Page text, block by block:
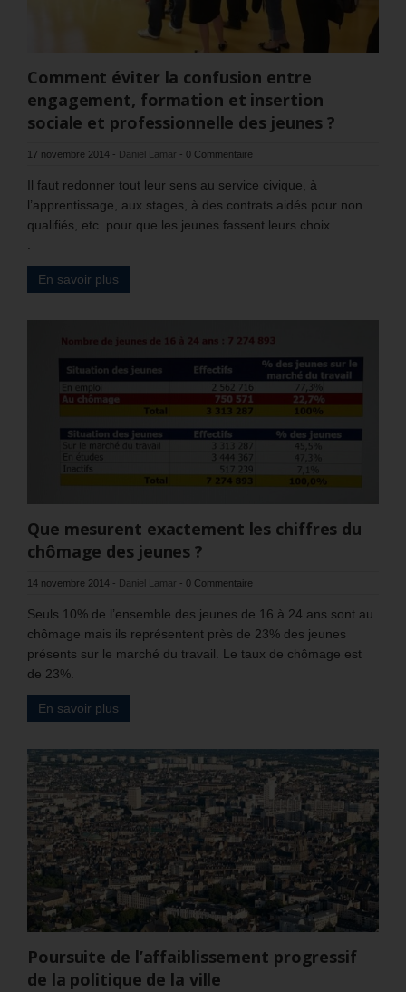
Comment éviter la confusion entre
engagement, formation et insertion
sociale et professionnelle des jeunes ?
17 novembre 2014 - Daniel Lamar - 0 Commentaire
Il faut redonner tout leur sens au service civique, à
l’apprentissage, aux stages, à des contrats aidés pour non
qualifiés, etc. pour que les jeunes fassent leurs choix
En savoir plus
Que mesurent exactement les chiffres du
chômage des jeunes ?
14 novembre 2014 - Daniel Lamar - 0 Commentaire
Seuls 10% de l’ensemble des jeunes de 16 à 24 ans sont au
chômage mais ils représentent près de 23% des jeunes
présents sur le marché du travail. Le taux de chômage est
de 23%.
En savoir plus
Poursuite de l’affaiblissement progressif
de la politique de la ville